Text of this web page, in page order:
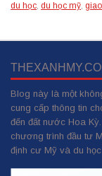
du học, du học mỹ,
Blog này là một
cung cấp thông tin
đến đất nước Hoa
chương trình đầu tư
định cư Mỹ và du